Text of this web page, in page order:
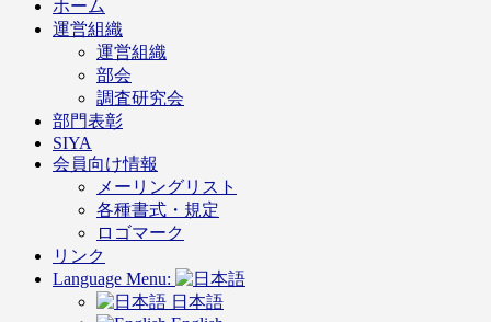
ホーム
運営組織
運営組織
部会
調査研究会
部門表彰
SIYA
会員向け情報
メーリングリスト
各種書式・規定
ロゴマーク
リンク
Language Menu:
日本語